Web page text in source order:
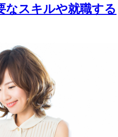
なスキルや就職する